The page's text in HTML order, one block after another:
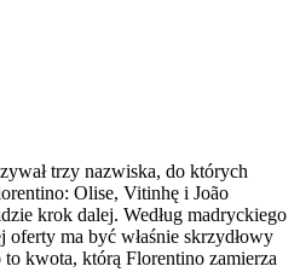
trzy nazwiska, do których
Olise, Vitinhę i João
krok dalej. Według madryckiego
ma być właśnie skrzydłowy
kwota, którą Florentino zamierza